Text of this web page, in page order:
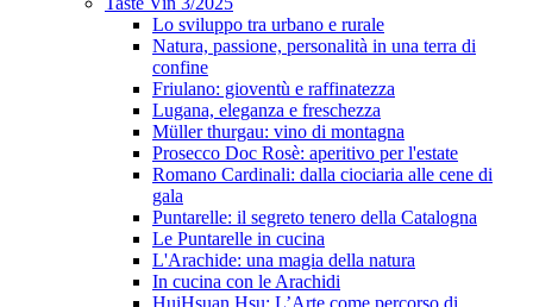
Lo sviluppo tra urbano e rurale
Natura, passione, personalità in una terra di
confine
Friulano: gioventù e raffinatezza
Lugana, eleganza e freschezza
Müller thurgau: vino di montagna
Prosecco Doc Rosè: aperitivo per l'estate
Romano Cardinali: dalla ciociaria alle cene di
gala
Puntarelle: il segreto tenero della Catalogna
Le Puntarelle in cucina
L'Arachide: una magia della natura
In cucina con le Arachidi
HuiHsuan Hsu: L’Arte come percorso di